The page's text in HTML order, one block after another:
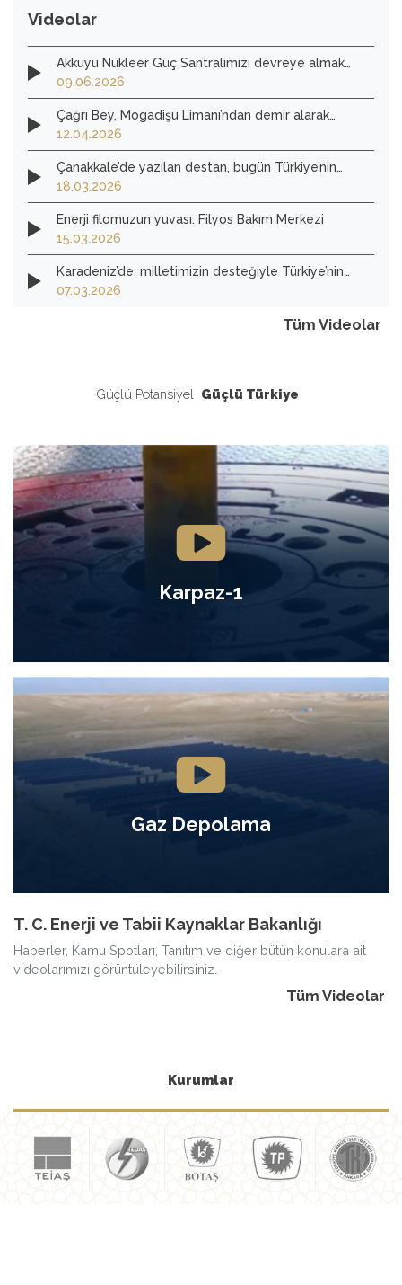
Videolar
Akkuyu Nükleer Güç Santralimizi devreye almak
için çalışmalarımıza devam ediyoruz.
09.06.2026
Çağrı Bey, Mogadişu Limanı’ndan demir alarak
görev yeri Curad-1 kuyusuna doğru yola çıktı.
12.04.2026
Çanakkale’de yazılan destan, bugün Türkiye’nin
verdiği mücadeleye ilham olmaya devam ediyor.
18.03.2026
Enerji filomuzun yuvası: Filyos Bakım Merkezi
15.03.2026
Karadeniz’de, milletimizin desteğiyle Türkiye’nin
enerjide tam bağımsız yarınlarını inşa ediyoruz.
07.03.2026
Tüm Videolar
Güçlü Potansiyel Güçlü Türkiye
Karpaz-1
Gaz Depolama
T. C. Enerji ve Tabii Kaynaklar Bakanlığı
Haberler, Kamu Spotları, Tanıtım ve diğer bütün konulara ait
videolarımızı görüntüleyebilirsiniz.
Tüm Videolar
Kurumlar